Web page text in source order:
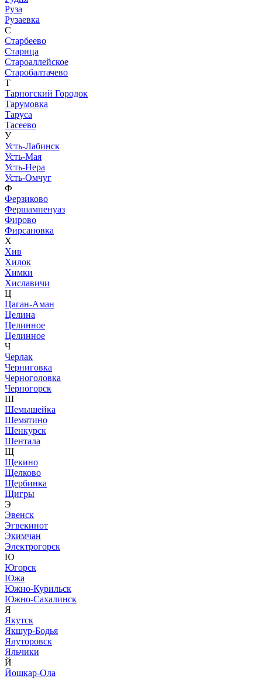
Руза
Рузаевка
С
Старбеево
Старица
Староаллейское
Старобалтачево
Т
Тарногский Городок
Тарумовка
Таруса
Тасеево
У
Усть-Лабинск
Усть-Мая
Усть-Нера
Усть-Омчуг
Ф
Ферзиково
Фершампенуаз
Фирово
Фирсановка
Х
Хив
Хилок
Химки
Хиславичи
Ц
Цаган-Аман
Целина
Целинное
Целинное
Ч
Черлак
Черниговка
Черноголовка
Черногорск
Ш
Шемышейка
Шемятино
Шенкурск
Шентала
Щ
Щекино
Щелково
Щербинка
Щигры
Э
Эвенск
Эгвекинот
Экимчан
Электрогорск
Ю
Югорск
Южа
Южно-Курильск
Южно-Сахалинск
Я
Якутск
Якшур-Бодья
Ялуторовск
Яльчики
Й
Йошкар-Ола